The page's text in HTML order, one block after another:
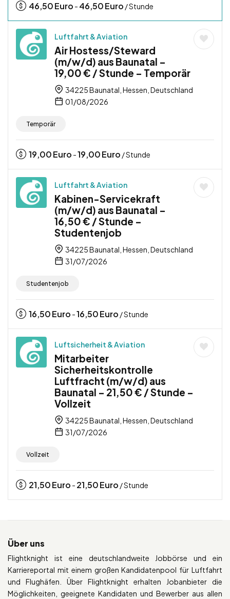
46,50Euro - 46,50Euro / Stunde
Luftfahrt & Aviation
Air Hostess/Steward
(m/w/d) aus Baunatal –
19,00 € / Stunde – Temporär
34225 Baunatal, Hessen, Deutschland
01/08/2026
Temporär
19,00Euro -19,00Euro / Stunde
Luftfahrt & Aviation
Kabinen-Servicekraft
(m/w/d) aus Baunatal –
16,50 € / Stunde –
Studentenjob
34225 Baunatal, Hessen, Deutschland
31/07/2026
Studentenjob
16,50Euro -16,50Euro / Stunde
Luftsicherheit & Aviation
Mitarbeiter
Sicherheitskontrolle
Luftfracht (m/w/d) aus
Baunatal – 21,50 € / Stunde –
Vollzeit
34225 Baunatal, Hessen, Deutschland
31/07/2026
Vollzeit
21,50Euro - 21,50Euro / Stunde
Über uns
Flightknight ist eine deutschlandweite Jobbörse und ein
Karriereportal mit einem großen Kandidatenpool für Luftfahrt
und Flughäfen. Über Flightknight erhalten Jobanbieter die
Möglichkeiten, geeignete Kandidaten und Bewerber aus allen